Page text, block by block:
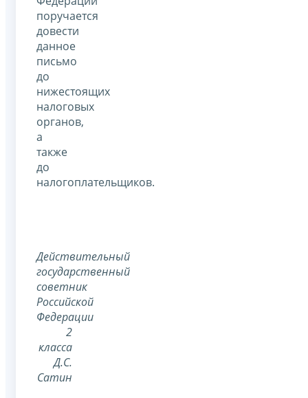
поручается
довести
данное
письмо
до
нижестоящих
налоговых
органов,
а
также
до
налогоплательщиков.
Действительный
государственный
советник
Российской
Федерации
2
класса
Д.С.
Сатин